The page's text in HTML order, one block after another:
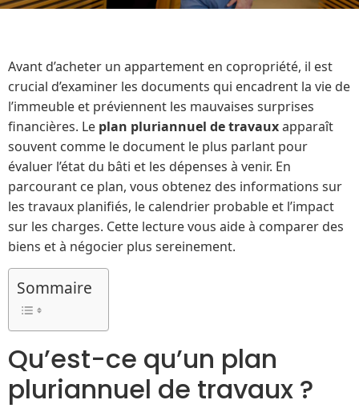
Avant d’acheter un appartement en copropriété, il est
crucial d’examiner les documents qui encadrent la vie de
l’immeuble et préviennent les mauvaises surprises
financières. Le plan pluriannuel de travauxapparaît
souvent comme le document le plus parlant pour
évaluer l’état du bâti et les dépenses à venir. En
parcourant ce plan, vous obtenez des informations sur
les travaux planifiés, le calendrier probable et l’impact
sur les charges. Cette lecture vous aide à comparer des
biens et à négocier plus sereinement.
Sommaire
Qu’est-ce qu’un plan
pluriannuel de travaux ?